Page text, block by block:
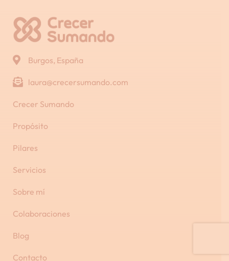
Burgos, España
laura@crecersumando.com
Crecer Sumando
Propósito
Pilares
Servicios
Sobre mí
Colaboraciones
Blog
Contacto